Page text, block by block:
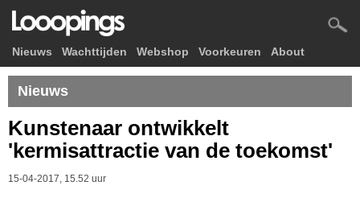
Nieuws Wachttijden Webshop Voorkeuren About
Nieuws
Kunstenaar ontwikkelt
'kermisattractie van de toekomst'
15-04-2017, 15.52 uur